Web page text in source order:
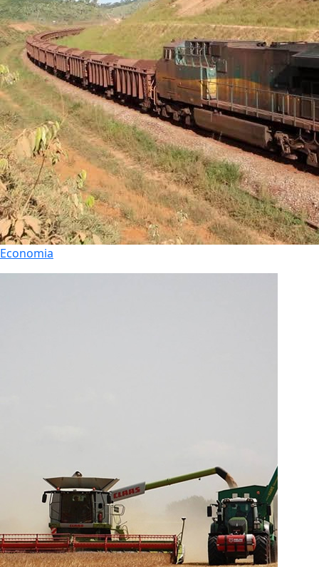
Economia